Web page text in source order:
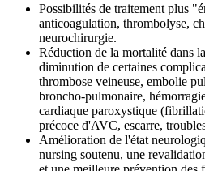
Possibilités de traitement plus
anticoagulation, thrombolyse,
neurochirurgie.
Réduction de la mortalité dans
diminution de certaines
thrombose veineuse, embolie
broncho-pulmonaire,
cardiaque paroxystique
précoce d'AVC, escarre,
Amélioration de l'état
nursing soutenu, une